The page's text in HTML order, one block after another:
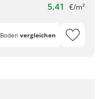
5,41 €/m²
Boden vergleichen